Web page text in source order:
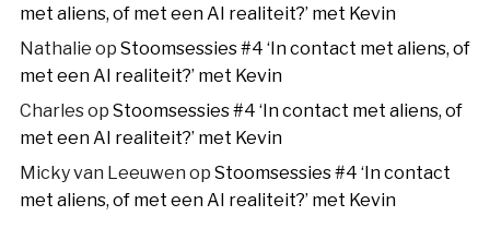
met aliens, of met een AI realiteit?’ met Kevin
Nathalie op Stoomsessies #4 ‘In contact met aliens, of
met een AI realiteit?’ met Kevin
Charlesop Stoomsessies #4 ‘In contact met aliens, of
met een AI realiteit?’ met Kevin
Micky van Leeuwen op Stoomsessies #4 ‘In contact
met aliens, of met een AI realiteit?’ met Kevin